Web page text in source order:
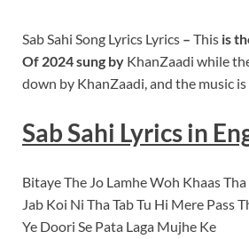
Sab Sahi Song Lyrics Lyrics – This is
Of 2024 sung by KhanZaadi while
down by KhanZaadi, and the music
Sab Sahi Lyrics in
Bitaye The Jo Lamhe Woh Khaas Tha
Jab Koi Ni Tha Tab Tu Hi Mere Pass
Ye Doori Se Pata Laga Mujhe Ke